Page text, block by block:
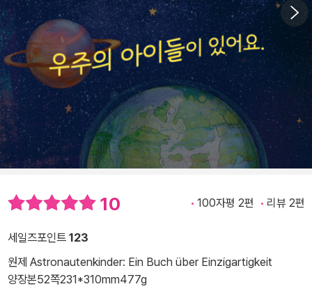
10 100자평 2편 리뷰 2편
세일즈포인트 123
원제 Astronautenkinder: Ein Buch über Einzigartigkeit
양장본52쪽231*310mm477g